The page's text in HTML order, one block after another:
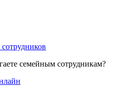
семейным сотрудникам?